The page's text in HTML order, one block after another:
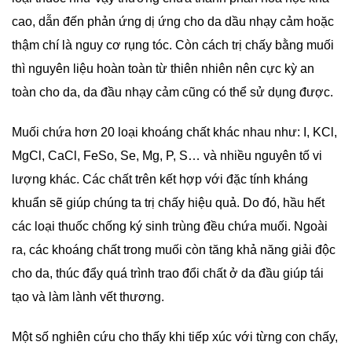
cao, dẫn đến phản ứng dị ứng cho da dầu nhạy cảm hoặc
thậm chí là nguy cơ rụng tóc. Còn cách trị chấy bằng muối
thì nguyên liệu hoàn toàn từ thiên nhiên nên cực kỳ an
toàn cho da, da đầu nhạy cảm cũng có thể sử dụng được.
Muối chứa hơn 20 loại khoáng chất khác nhau như: I, KCl ,
MgCl, CaCl, FeSo, Se, Mg, P, S… và nhiều nguyên tố vi
lượng khác. Các chất trên kết hợp với đặc tính kháng
khuẩn sẽ giúp chúng ta trị chấy hiệu quả. Do đó, hầu hết
các loại thuốc chống ký sinh trùng đều chứa muối. Ngoài
ra, các khoáng chất trong muối còn tăng khả năng giải độc
cho da, thúc đẩy quá trình trao đổi chất ở da đầu giúp tái
tạo và làm lành vết thương.
Một số nghiên cứu cho thấy khi tiếp xúc với từng con chấy,